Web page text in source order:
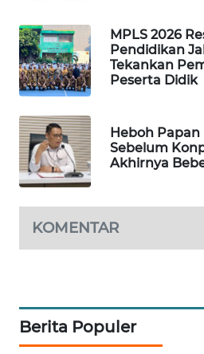
MPLS 2026
Pendidikan
Tekankan
Peserta Didik
Heboh
Sebelum
Akhirnya
KOMENTAR
Berita Populer
LKKI
KOPEKLIN
PORTAL
KONSUMEN
TAMBANG
NEWS